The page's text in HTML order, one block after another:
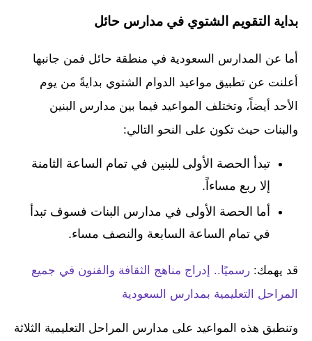
بداية التقويم الشتوي في مدارس حائل
أما عن المدارس السعودية في منطقة حائل فمن جانبها
أعلنت عن تطبيق مواعيد الدوام الشتوي بدايةً من يوم
الأحد أيضاً، وتختلف المواعيد فيما بين مدارس البنين
والبنات حيث تكون على النحو التالي:
تبدأ الحصة الأولى للبنين في تمام الساعة الثامنة
إلا ربع مساءاً.
أما الحصة الأولى في مدارس البنات فسوف تبدأ
في تمام الساعة السابعة والنصف مساء.
قد يهمك: رسميًا.. إدراج مناهج الثقافة والفنون في جميع
المراحل التعليمية بمدارس السعودية
وتنطبق هذه المواعيد على مدارس المراحل التعليمية الثلاثة